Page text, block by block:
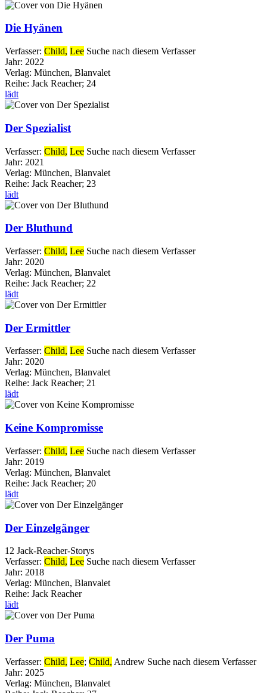
Die Hyänen
Verfasser: Child, Lee Suche nach diesem Verfasser
Jahr: 2022
Verlag: München, Blanvalet
Reihe: Jack Reacher; 24
lädt
Der Spezialist
Verfasser: Child, Lee Suche nach diesem Verfasser
Jahr: 2021
Verlag: München, Blanvalet
Reihe: Jack Reacher; 23
lädt
Der Bluthund
Verfasser: Child, Lee Suche nach diesem Verfasser
Jahr: 2020
Verlag: München, Blanvalet
Reihe: Jack Reacher; 22
lädt
Der Ermittler
Verfasser: Child, Lee Suche nach diesem Verfasser
Jahr: 2020
Verlag: München, Blanvalet
Reihe: Jack Reacher; 21
lädt
Keine Kompromisse
Verfasser: Child, Lee Suche nach diesem Verfasser
Jahr: 2019
Verlag: München, Blanvalet
Reihe: Jack Reacher; 20
lädt
Der Einzelgänger
12 Jack-Reacher-Storys
Verfasser: Child, Lee Suche nach diesem Verfasser
Jahr: 2018
Verlag: München, Blanvalet
Reihe: Jack Reacher
lädt
Der Puma
Verfasser: Child, Lee; Child, Andrew Suche nach diesem Verfasser
Jahr: 2025
Verlag: München, Blanvalet